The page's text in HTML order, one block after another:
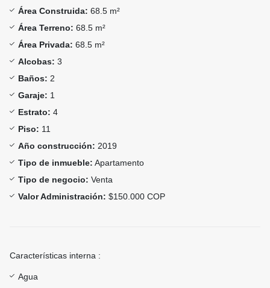
Área Construida: 68.5 m²
Área Terreno: 68.5 m²
Área Privada: 68.5 m²
Alcobas: 3
Baños: 2
Garaje: 1
Estrato: 4
Piso: 11
Año construcción: 2019
Tipo de inmueble: Apartamento
Tipo de negocio: Venta
Valor Administración: $150.000 COP
Características interna :
Agua